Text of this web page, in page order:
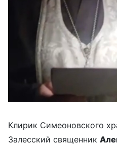
Клирик Симеоновского
Залесский священник